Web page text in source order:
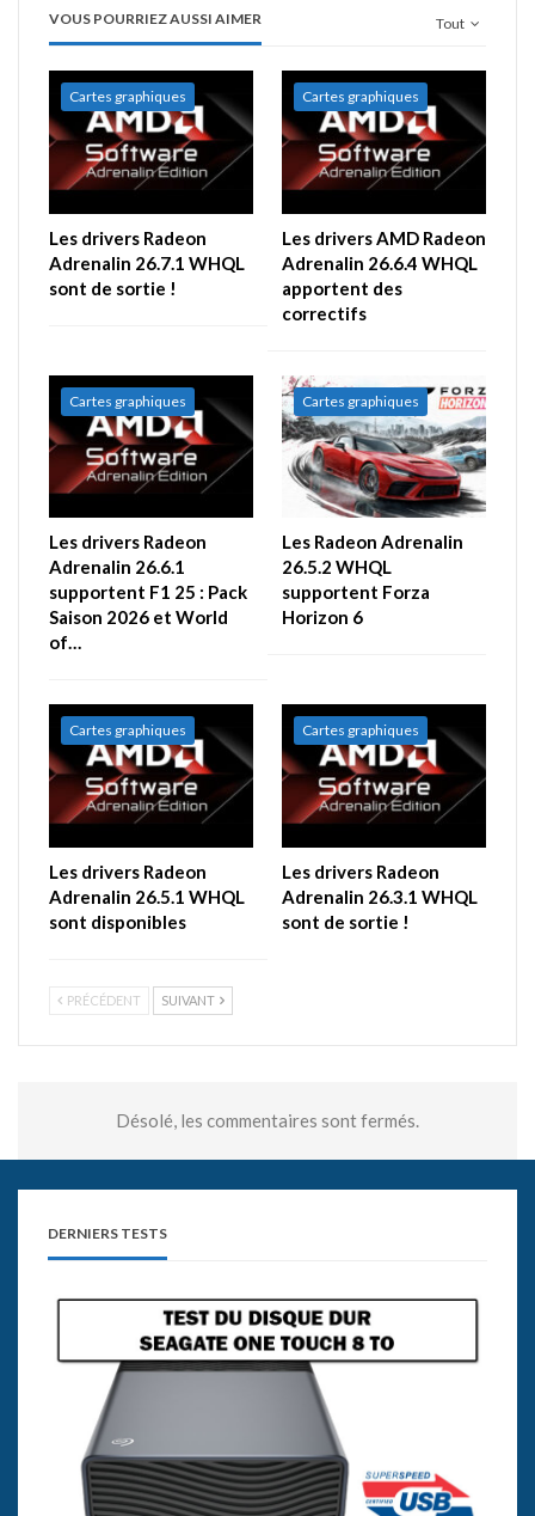
Tout
VOUS POURRIEZ AUSSI AIMER
Cartes graphiques
Les drivers Radeon
Adrenalin 26.7.1 WHQL
sont de sortie !
Cartes graphiques
Les drivers AMD Radeon
Adrenalin 26.6.4 WHQL
apportent des
correctifs
Cartes graphiques
Les drivers Radeon
Adrenalin 26.6.1
supportent F1 25 : Pack
Saison 2026 et World
of…
Cartes graphiques
Les Radeon Adrenalin
26.5.2 WHQL
supportent Forza
Horizon 6
Cartes graphiques
Les drivers Radeon
Adrenalin 26.5.1 WHQL
sont disponibles
Cartes graphiques
Les drivers Radeon
Adrenalin 26.3.1 WHQL
sont de sortie !
PRÉCÉDENT SUIVANT
Désolé, les commentaires sont fermés.
DERNIERS TESTS